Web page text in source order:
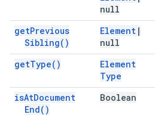
null
getPrevious
Sibling( )
Element |
null
getType( )
Element
Type
isAtDocument
End( )
Boolean